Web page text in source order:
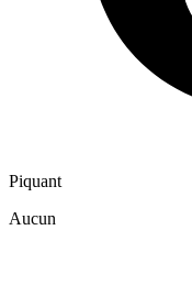
Piquant
Aucun